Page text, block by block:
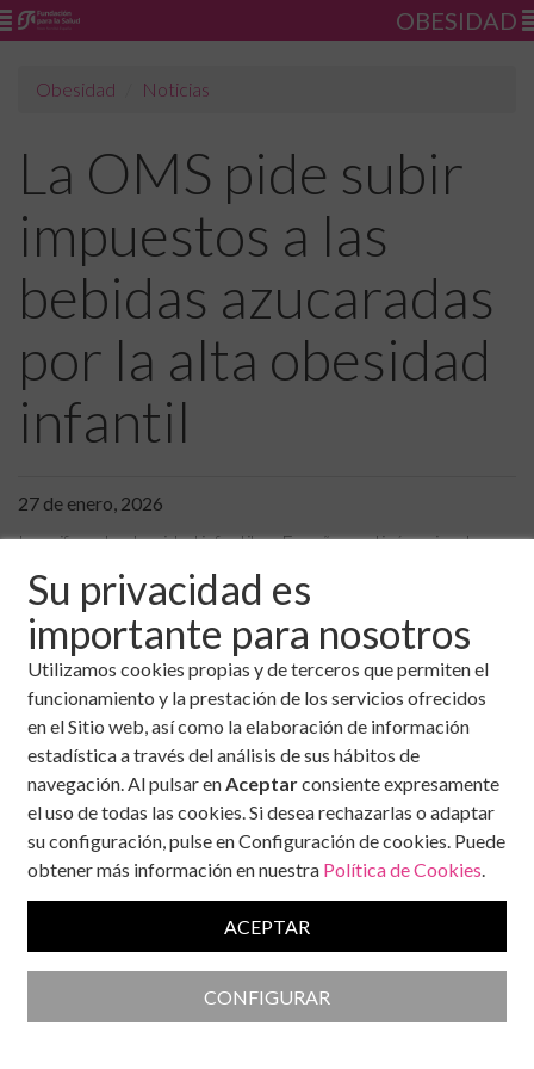
Su privacidad es
importante para nosotros
Utilizamos cookies propias y de terceros que permiten el
funcionamiento y la prestación de los servicios ofrecidos
en el Sitio web, así como la elaboración de información
estadística a través del análisis de sus hábitos de
navegación. Al pulsar enAceptarconsiente expresamente
el uso de todas las cookies. Si desea rechazarlas o adaptar
su configuración, pulse en Configuración de cookies. Puede
obtener más información en nuestra Política de Cookies.
ACEPTAR
CONFIGURAR
OBESIDAD
Obesidad Noticias
La OMS pide subir
impuestos a las
bebidas azucaradas
por la alta obesidad
infantil
27 de enero, 2026
Las cifras de obesidad infantil en España continúan siendo
motivo de preocupación para los especialistas en salud.
Desde comienzos de los años 2000, el porcentaje de
menores con sobrepeso u obesidad creció de forma intensa
durante la primera década, superando el 18%. Aunque en los
últimos años la prevalenciaha descendido ligeramente, se
mantiene por encima del 15%, lo que significa que 15 de cada
100 niños presentan exceso de peso. Un dato que los
expertos consideran “demasiado alto” y que ha llevado a
la Organización Mundial de la Salud (OMS) a intensificar sus
recomendaciones.
Entre las medidas que propone la OMS se encuentra subir los
desincentivar su consumo y, al mismo tiempo, aumentar la
recaudación para invertir en sistemas sanitarios.
Uno de los problemas que destacan los expertos es el bajo
coste de los productos ricos en azúcar en comparación con